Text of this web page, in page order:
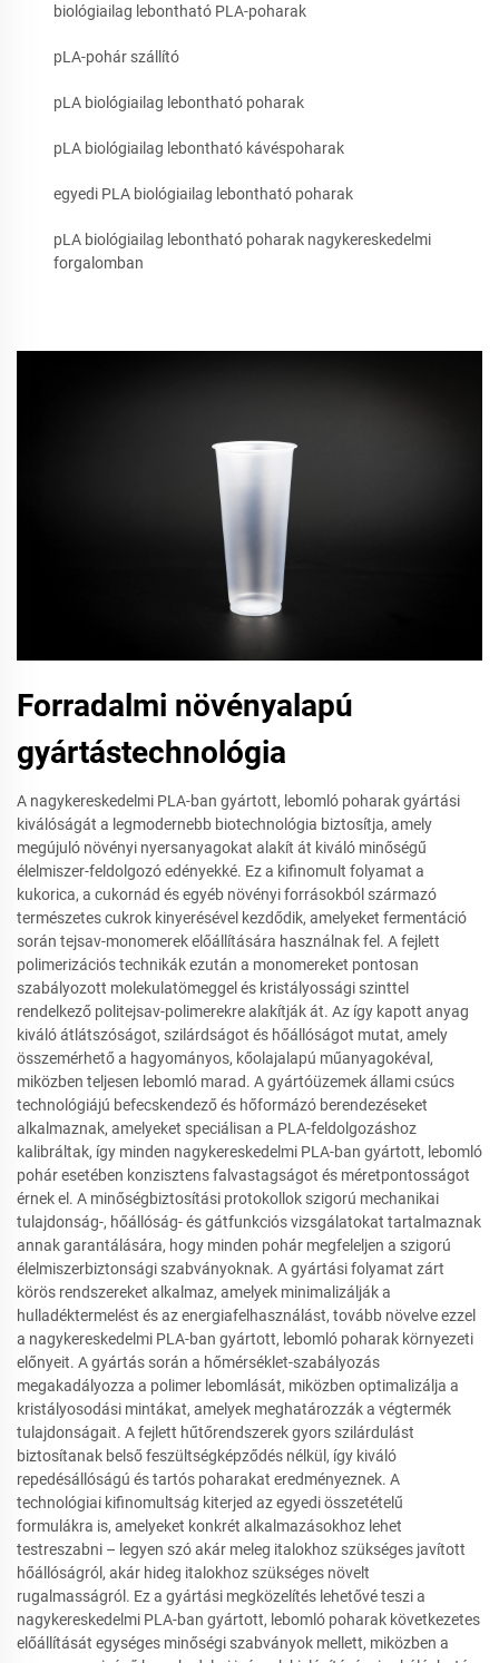
biológiailag lebontható PLA-poharak
pLA-pohár szállító
pLA biológiailag lebontható poharak
pLA biológiailag lebontható kávéspoharak
egyedi PLA biológiailag lebontható poharak
pLA biológiailag lebontható poharak nagykereskedelmi
forgalomban
Forradalmi növényalapú
gyártástechnológia
A nagykereskedelmi PLA-ban gyártott, lebomló poharak gyártási
kiválóságát a legmodernebb biotechnológia biztosítja, amely
megújuló növényi nyersanyagokat alakít át kiváló minőségű
élelmiszer-feldolgozó edényekké. Ez a kifinomult folyamat a
kukorica, a cukornád és egyéb növényi forrásokból származó
természetes cukrok kinyerésével kezdődik, amelyeket fermentáció
során tejsav-monomerek előállítására használnak fel. A fejlett
polimerizációs technikák ezután a monomereket pontosan
szabályozott molekulatömeggel és kristályossági szinttel
rendelkező politejsav-polimerekre alakítják át. Az így kapott anyag
kiváló átlátszóságot, szilárdságot és hőállóságot mutat, amely
összemérhető a hagyományos, kőolajalapú műanyagokéval,
miközben teljesen lebomló marad. A gyártóüzemek állami csúcs
technológiájú befecskendező és hőformázó berendezéseket
alkalmaznak, amelyeket speciálisan a PLA-feldolgozáshoz
kalibráltak, így minden nagykereskedelmi PLA-ban gyártott, lebomló
pohár esetében konzisztens falvastagságot és méretpontosságot
érnek el. A minőségbiztosítási protokollok szigorú mechanikai
tulajdonság-, hőállóság- és gátfunkciós vizsgálatokat tartalmaznak
annak garantálására, hogy minden pohár megfeleljen a szigorú
élelmiszerbiztonsági szabványoknak. A gyártási folyamat zárt
körös rendszereket alkalmaz, amelyek minimalizálják a
hulladéktermelést és az energiafelhasználást, tovább növelve ezzel
a nagykereskedelmi PLA-ban gyártott, lebomló poharak környezeti
előnyeit. A gyártás során a hőmérséklet-szabályozás
megakadályozza a polimer lebomlását, miközben optimalizálja a
kristályosodási mintákat, amelyek meghatározzák a végtermék
tulajdonságait. A fejlett hűtőrendszerek gyors szilárdulást
biztosítanak belső feszültségképződés nélkül, így kiváló
repedésállóságú és tartós poharakat eredményeznek. A
technológiai kifinomultság kiterjed az egyedi összetételű
formulákra is, amelyeket konkrét alkalmazásokhoz lehet
testreszabni – legyen szó akár meleg italokhoz szükséges javított
hőállóságról, akár hideg italokhoz szükséges növelt
rugalmasságról. Ez a gyártási megközelítés lehetővé teszi a
nagykereskedelmi PLA-ban gyártott, lebomló poharak következetes
előállítását egységes minőségi szabványok mellett, miközben a